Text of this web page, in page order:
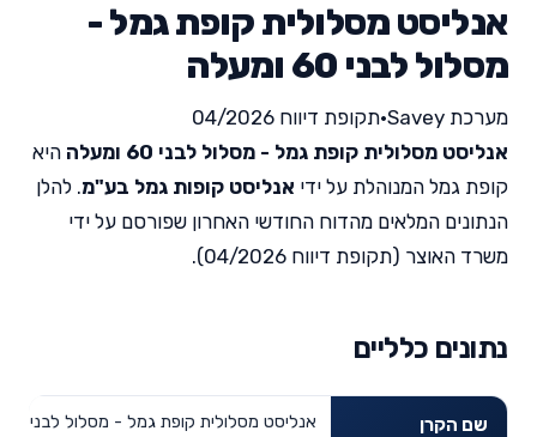
אנליסט מסלולית קופת גמל -
מסלול לבני 60 ומעלה
מערכת Savey •תקופת דיווח 04/2026
אנליסט מסלולית קופת גמל - מסלול לבני 60 ומעלה
היא
קופת גמל המנוהלת על ידי אנליסט קופות גמל בע"מ. להלן
הנתונים המלאים מהדוח החודשי האחרון שפורסם על ידי
משרד האוצר (תקופת דיווח 04/2026).
נתונים כלליים
שם הקרן אנליסט מסלולית קופת גמל - מסלול לבני 60 ומעלה